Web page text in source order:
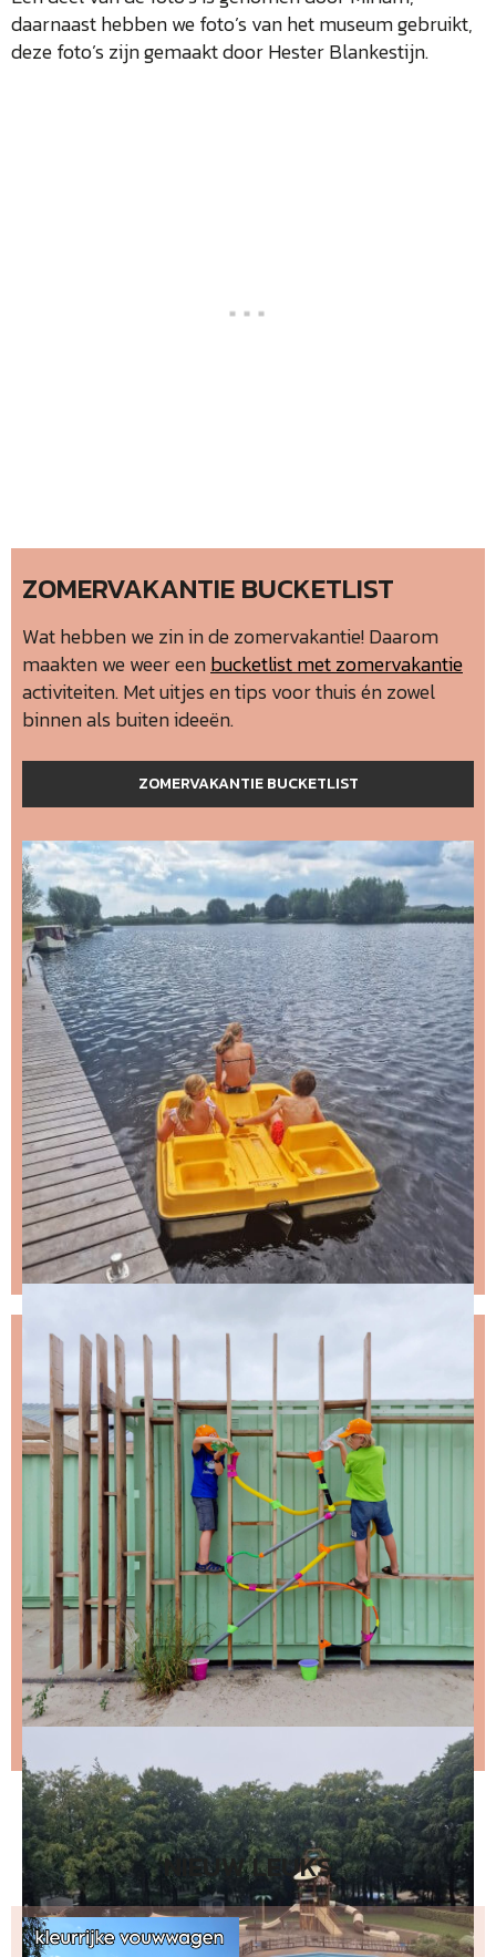
daarnaast hebben we foto’s van het museum gebruikt,
deze foto’s zijn gemaakt door Hester Blankestijn.
ZOMERVAKANTIE BUCKETLIST
Wat hebben we zin in de zomervakantie! Daarom
maakten we weer eenbucketlist met zomervakantie
activiteiten. Met uitjes en tips voor thuis én zowel
binnen als buiten ideeën.
ZOMERVAKANTIE BUCKETLIST
NIKS LEUKS MISSEN?
Schrijf je in voor de nieuwsbrief, dan stuur ik je
ongeveer twee keer per maand een leuke mail.
Stap 1 – vul je emailadres in en klik op de knop:
Stap 2 – open de email en bevestig je inschrijving
(niks ontvangen, bekijk dan je spam folder).
Wil je niet wachten op de volgende nieuwsbrief?
Lees
dan hier de nieuwste nieuwsbrief
NIEUW LEUKS